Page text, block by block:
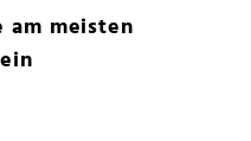
am meisten